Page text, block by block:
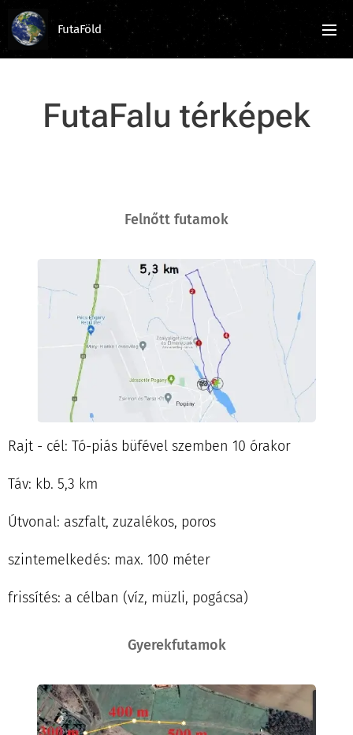
FutaFöld
FutaFalu térképek
Felnőtt futamok
Rajt - cél: Tó-piás büfével szemben 10 órakor
Táv: kb. 5,3 km
Útvonal: aszfalt, zuzalékos, poros
szintemelkedés: max. 100 méter
frissítés: a célban (víz, müzli, pogácsa)
Gyerekfutamok